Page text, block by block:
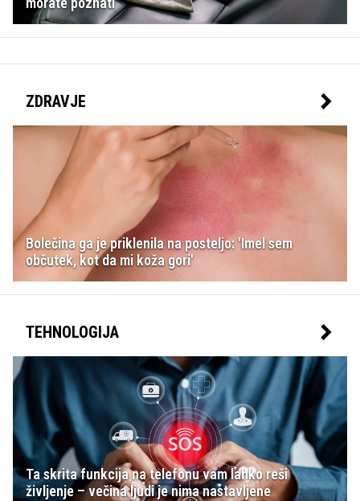
ZDRAVJE
Bolečina ga je priklenila na posteljo: 'Imel sem
občutek, kot da mi koža gori'
TEHNOLOGIJA
Ta skrita funkcija na telefonu vam lahko reši
življenje – večina ljudi je nima nastavljene